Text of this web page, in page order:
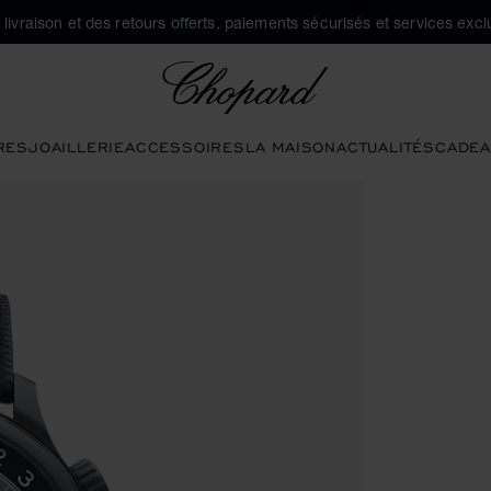
livraison et des retours offerts, paiements sécurisés et services
JOAILLERIEACCESSOIRESLA MAISONACTUALITÉS